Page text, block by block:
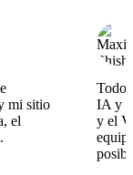
mi sitio
el
Todo
IA y
y el